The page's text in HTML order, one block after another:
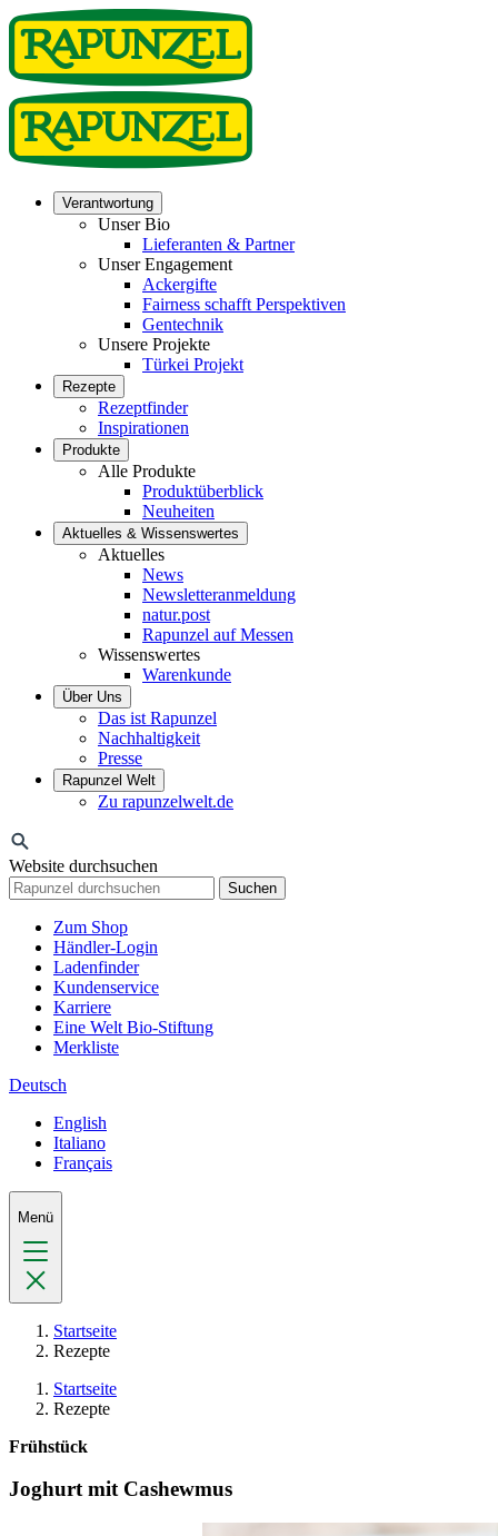
Verantwortung
Unser Bio
Lieferanten & Partner
Unser Engagement
Ackergifte
Fairness schafft Perspektiven
Gentechnik
Unsere Projekte
Türkei Projekt
Rezepte
Rezeptfinder
Inspirationen
Produkte
Alle Produkte
Produktüberblick
Neuheiten
Aktuelles & Wissenswertes
Aktuelles
News
Newsletteranmeldung
natur.post
Rapunzel auf Messen
Wissenswertes
Warenkunde
Über Uns
Das ist Rapunzel
Nachhaltigkeit
Presse
Rapunzel Welt
Zu rapunzelwelt.de
Website durchsuchen
Suchen
Zum Shop
Händler-Login
Ladenfinder
Kundenservice
Karriere
Eine Welt Bio-Stiftung
Merkliste
Deutsch
English
Italiano
Français
Menü
Startseite
Rezepte
Startseite
Rezepte
Frühstück
Joghurt mit Cashewmus